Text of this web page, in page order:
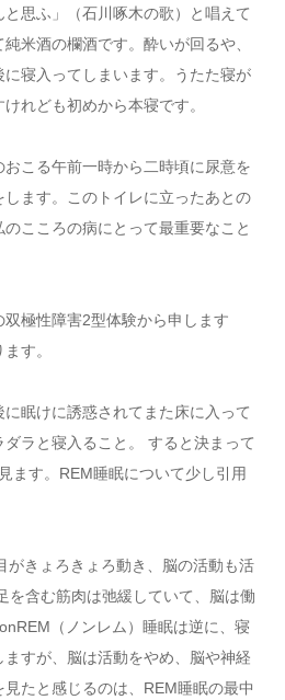
思ふ」（石川啄木の歌）と唱えて
米酒の欄酒です。酔いが回るや、
寝入ってしまいます。うたた寝が
れども初めから本寝です。
こる午前一時から二時頃に尿意を
ます。このトイレに立ったあとの
こころの病にとって最重要なこと
極性障害2型体験から申します
す。
眠けに誘惑されてまた床に入って
ラと寝入ること。 すると決まって
ます。REM睡眠について少し引用
がきょろきょろ動き、脳の活動も活
を含む筋肉は弛緩していて、脳は働
（ノンレム）睡眠は逆に、寝
すが、脳は活動をやめ、脳や神経
たと感じるのは、REM睡眠の最中